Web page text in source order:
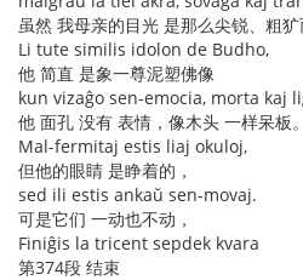
虽然 我母亲的目光 是那么尖锐、粗犷
Li tute similis idolon de Budho,
他 简直 是象一尊泥塑佛像
kun vizaĝo sen-emocia, morta kaj
他 面孔 没有 表情，像木头 一样呆板。
Mal-fermitaj estis liaj okuloj,
但他的眼睛 是睁着的，
sed ili estis ankaŭ sen-movaj.
可是它们 一动也不动，
Finiĝis la tricent sepdek kvara
第374段 结束